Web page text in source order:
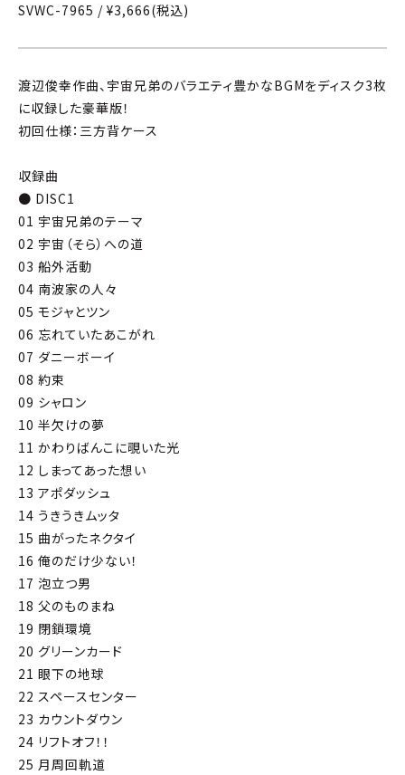
SVWC-7965 / ¥3,666(税込)
渡辺俊幸作曲、宇宙兄弟のバラエティ豊かなBGMをディスク3枚
に収録した豪華版！
初回仕様：三方背ケース
収録曲
● DISC1
01 宇宙兄弟のテーマ
02 宇宙（そら）への道
03 船外活動
04 南波家の人々
05 モジャとツン
06 忘れていたあこがれ
07 ダニーボーイ
08 約束
09 シャロン
10 半欠けの夢
11 かわりばんこに覗いた光
12 しまってあった想い
13 アポダッシュ
14 うきうきムッタ
15 曲がったネクタイ
16 俺のだけ少ない！
17 泡立つ男
18 父のものまね
19 閉鎖環境
20 グリーンカード
21 眼下の地球
22 スペースセンター
23 カウントダウン
24 リフトオフ！！
25 月周回軌道